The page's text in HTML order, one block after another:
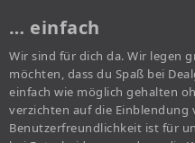
… einfach
Wir sind für dich da. Wir legen
möchten, dass du Spaß bei
einfach wie möglich gehalten
verzichten auf die Einblendung
Benutzerfreundlichkeit ist für